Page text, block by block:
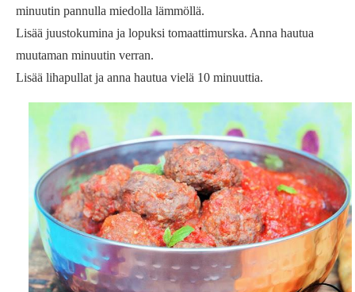
minuutin pannulla miedolla lämmöllä.
Lisää juustokumina ja lopuksi tomaattimurska. Anna hautua
muutaman minuutin verran.
Lisää lihapullat ja anna hautua vielä 10 minuuttia.